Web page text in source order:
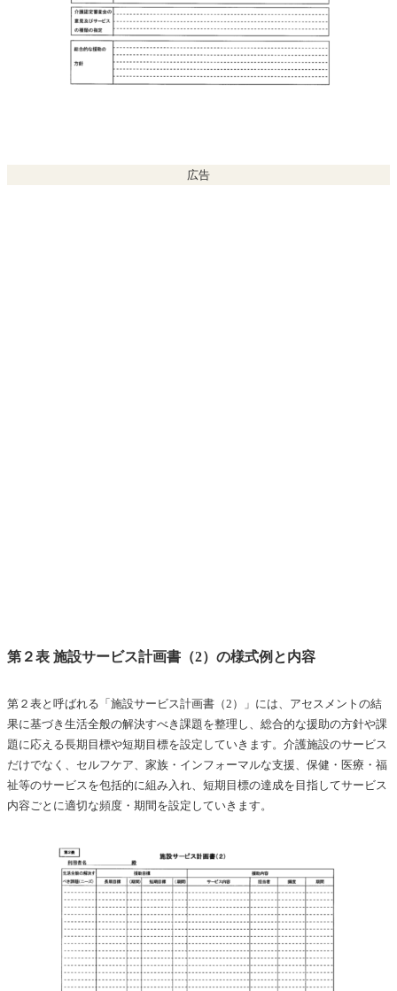
広告
第２表 施設サービス計画書（2）の様式例と内容
第２表と呼ばれる「施設サービス計画書（2）」には、アセスメントの結
果に基づき生活全般の解決すべき課題を整理し、総合的な援助の方針や課
題に応える長期目標や短期目標を設定していきます。介護施設のサービス
だけでなく、セルフケア、家族・インフォーマルな支援、保健・医療・福
祉等のサービスを包括的に組み入れ、短期目標の達成を目指してサービス
内容ごとに適切な頻度・期間を設定していきます。